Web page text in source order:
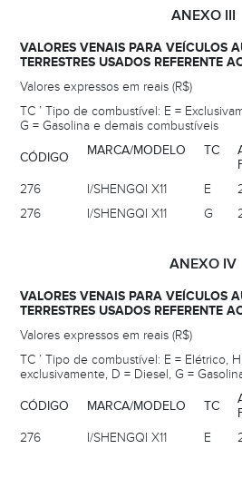
ANEXO III
VALORES VENAIS PARA VEÍCULOS
TERRESTRES USADOS REFERENTE
Valores expressos em reais (R$)
TC ’ Tipo de combustível: E =
G = Gasolina e demais combustíveis
CÓDIGO MARCA/MODELO TC
276
I/SHENGQI X11 E
276
I/SHENGQI X11 G
ANEXO IV
VALORES VENAIS PARA VEÍCULOS
TERRESTRES USADOS REFERENTE
Valores expressos em reais (R$)
TC ’ Tipo de combustível: E = Elétrico,
exclusivamente, D = Diesel, G =
CÓDIGO MARCA/MODELO TC
276
I/SHENGQI X11 E